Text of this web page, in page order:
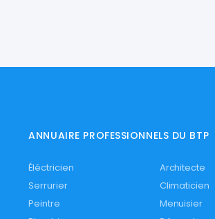
ANNUAIRE PROFESSIONNELS DU BTP
Éléctricien
Architecte
Serrurier
Climaticien
Peintre
Menuisier